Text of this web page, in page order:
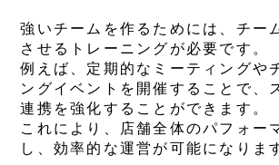
強いチームを作るためには、チー
させるトレーニングが必要です。
例えば、定期的なミーティングや
ングイベントを開催することで、
連携を強化することができます。
これにより、店舗全体のパフォー
し、効率的な運営が可能になりま